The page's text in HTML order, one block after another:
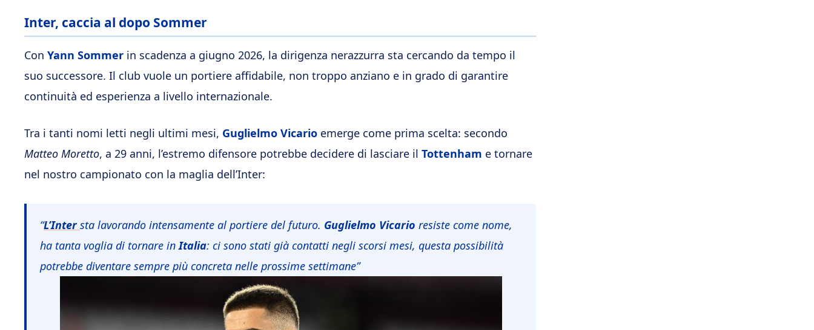
Inter, caccia al dopo Sommer
Con Yann Sommer in scadenza a giugno 2026, la dirigenza nerazzurra sta cercando da tempo il
suo successore. Il club vuole un portiere affidabile, non troppo anziano e in grado di garantire
continuità ed esperienza a livello internazionale.
Tra i tanti nomi letti negli ultimi mesi, Guglielmo Vicario emerge come prima scelta: secondo
Matteo Moretto, a 29 anni, l’estremo difensore potrebbe decidere di lasciare il Tottenham e tornare
nel nostro campionato con la maglia dell’Inter:
“L’Inter sta lavorando intensamente al portiere del futuro. Guglielmo Vicario resiste come nome,
ha tanta voglia di tornare inItalia: ci sono stati già contatti negli scorsi mesi, questa possibilità
potrebbe diventare sempre più concreta nelle prossime settimane”